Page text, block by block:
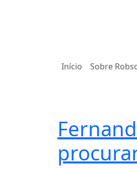
Início Sobre